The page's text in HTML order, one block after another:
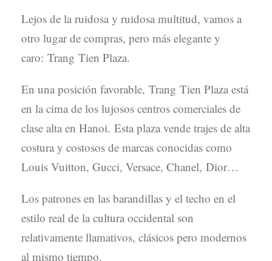
Lejos de la ruidosa y ruidosa multitud, vamos a
otro lugar de compras, pero más elegante y
caro: Trang Tien Plaza.
En una posición favorable, Trang Tien Plaza está
en la cima de los lujosos centros comerciales de
clase alta en Hanoi. Esta plaza vende trajes de alta
costura y costosos de marcas conocidas como
Louis Vuitton, Gucci, Versace, Chanel, Dior…
Los patrones en las barandillas y el techo en el
estilo real de la cultura occidental son
relativamente llamativos, clásicos pero modernos
al mismo tiempo.